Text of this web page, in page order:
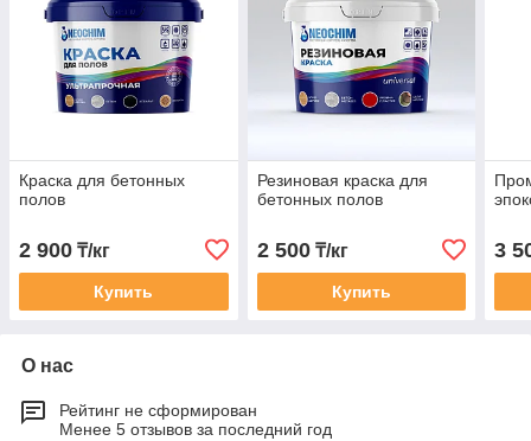
Краска для бетонных
полов
2 900 ₸/кг
Купить
Резиновая краска для
бетонных полов
2 500₸/кг
Купить
3
О нас
Рейтинг не сформирован
Менее 5 отзывов за последний год